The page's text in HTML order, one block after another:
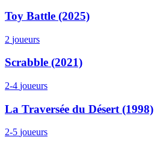
Toy Battle (2025)
2 joueurs
Scrabble (2021)
2-4 joueurs
La Traversée du Désert (1998)
2-5 joueurs